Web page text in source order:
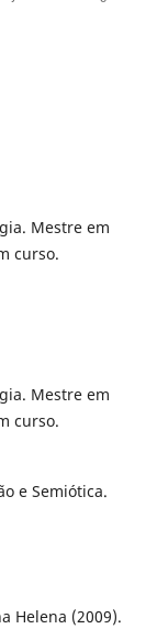
Mestre em
curso.
Mestre em
curso.
e Semiótica.
Helena (2009).